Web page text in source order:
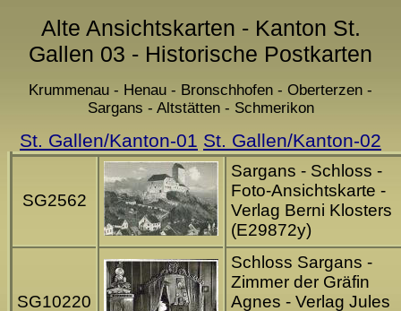
Alte Ansichtskarten - Kanton St.
Gallen 03 - Historische Postkarten
Krummenau - Henau - Bronschhofen - Oberterzen -
Sargans - Altstätten - Schmerikon
St. Gallen/Kanton-01 St. Gallen/Kanton-02
SG2562
Sargans - Schloss -
Foto-Ansichtskarte -
Verlag Berni Klosters
(E29872y)
SG10220
Schloss Sargans -
Zimmer der Gräfin
Agnes - Verlag Jules